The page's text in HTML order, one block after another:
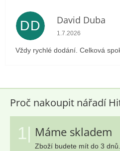
DD David Duba
Hodnocení
1.7.2026
Vždy rychlé dodání. Celková
Proč nakoupit nářadí
1| Máme skladem
Zboží budete mít do 3 dnů.